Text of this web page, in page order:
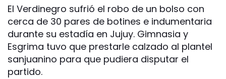
El Verdinegro sufrió el robo de un bolso con
cerca de 30 pares de botines e indumentaria
durante su estadía en Jujuy. Gimnasia y
Esgrima tuvo que prestarle calzado al plantel
sanjuanino para que pudiera disputar el
partido.